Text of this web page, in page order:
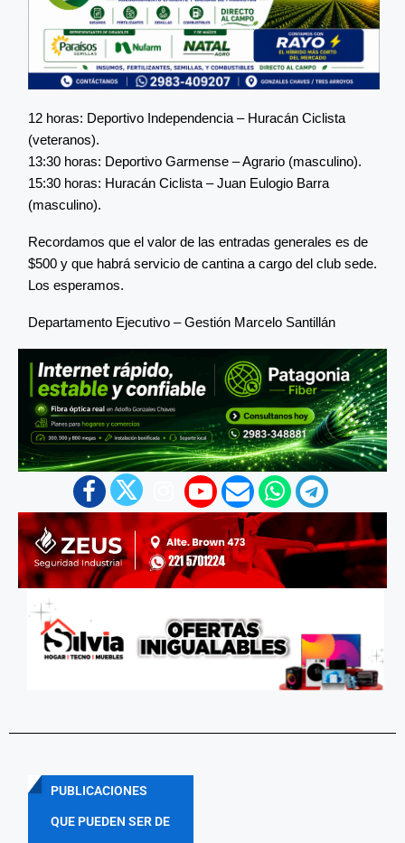
12 horas: Deportivo Independencia – Huracán Ciclista
(veteranos).
13:30 horas: Deportivo Garmense – Agrario (masculino).
15:30 horas: Huracán Ciclista – Juan Eulogio Barra
(masculino).
Recordamos que el valor de las entradas generales es de
$500 y que habrá servicio de cantina a cargo del club sede.
Los esperamos.
Departamento Ejecutivo – Gestión Marcelo Santillán
PUBLICACIONES
QUE PUEDEN SER DE